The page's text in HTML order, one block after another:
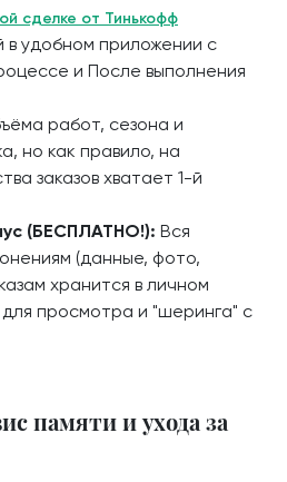
сделке от Тинькофф
в удобном приложении с
и После выполнения
работ, сезона и
но как правило, на
заказов хватает 1-й
(БЕСПЛАТНО!): Вся
(данные, фото,
хранится в личном
просмотра и "шеринга" с
памяти и ухода за